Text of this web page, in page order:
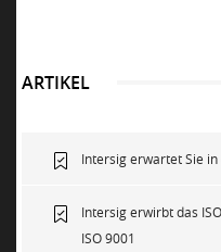
ARTIKEL
Intersig erwartet Sie in
Intersig erwirbt das
ISO 9001